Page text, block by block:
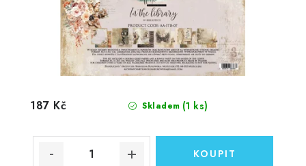
Skladem (1 ks)
187 Kč